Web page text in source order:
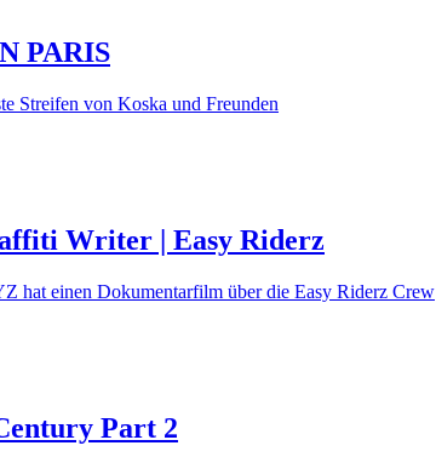
PARIS
Streifen von Koska und Freunden
Writer | Easy Riderz
hat einen Dokumentarfilm über die Easy Riderz Crew
Part 2